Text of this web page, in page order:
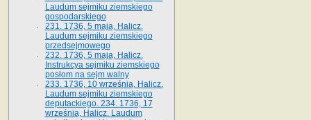
Laudum sejmiku ziemskiego
gospodarskiego
231. 1736, 5 maja, Halicz.
Laudum sejmiku ziemskiego
przedsejmowego
232. 1736, 5 maja, Halicz.
Instrukcya sejmiku ziemskiego
posłom na sejm walny
233. 1736, 10 września, Halicz.
Laudum sejmiku ziemskiego
deputackiego. 234. 1736, 17
września, Halicz. Laudum